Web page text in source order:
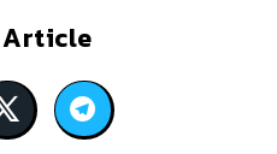
Article